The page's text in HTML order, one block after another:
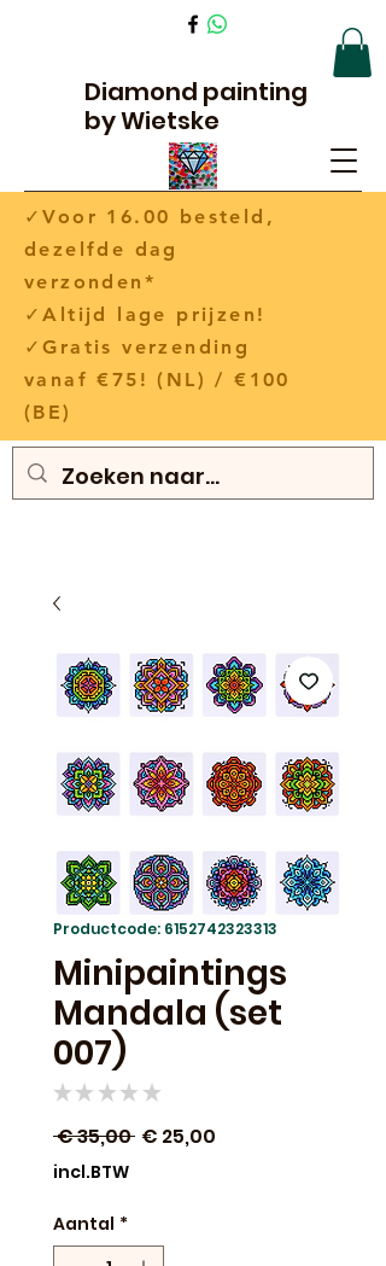
Diamond painting
by Wietske
✓Voor 16.00 besteld,
dezelfde dag
verzonden*
✓Altijd lage prijzen!
✓Gratis verzending
vanaf €75! (NL) / €100
(BE)
Productcode: 6152742323313
Minipaintings
Mandala (set
007)
★ ★ ★ ★ ★
€ 35,00 Normale
€ 25,00
incl.BTW
Aantal *